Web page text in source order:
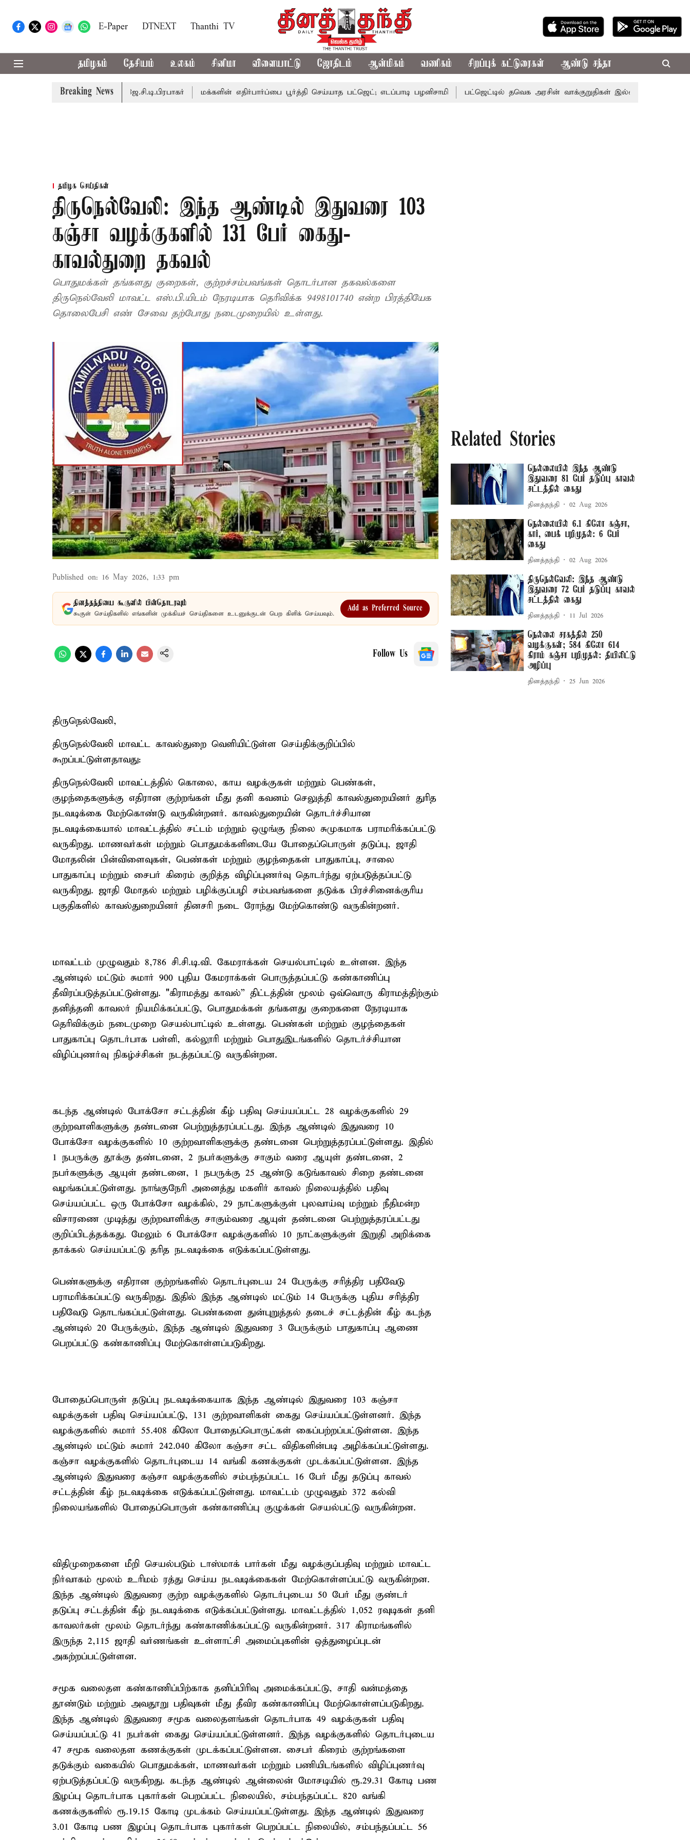
E-Paper DTNEXT Thanthi TV
தமிழகம் தேசியம் உலகம் சினிமா விளையாட்டு ஜோதிடம் ஆன்மிகம் வணிகம் சிறப்புக் கட்டுரைகள் ஆண்டு சந்தா
Breaking News
- சபாநாயகர் ஜே.சி.டி.பிரபாகர் மக்களின் எதிர்பார்ப்பை பூர்த்தி செய்யாத பட்ஜெட்; எடப்பாடி பழனிசாமி பட்ஜெட்டில் தவெக அரசின் வாக்குறுதிகள் இல்லை - எடப்பாடி
தமிழக செய்திகள்
திருநெல்வேலி: இந்த ஆண்டில் இதுவரை 103
கஞ்சா வழக்குகளில் 131 பேர் கைது-
காவல்துறை தகவல்
பொதுமக்கள் தங்களது குறைகள், குற்றச்சம்பவங்கள் தொடர்பான தகவல்களை
திருநெல்வேலி மாவட்ட எஸ்.பி.யிடம் நேரடியாக தெரிவிக்க 9498101740 என்ற பிரத்தியேக
தொலைபேசி எண் சேவை தற்போது நடைமுறையில் உள்ளது.
Published on: 16 May 2026, 1:33 pm
தினத்தந்தியை கூகுளில் பின்தொடரவும்
கூகுள் செய்திகளில் எங்களின் முக்கியச் செய்திகளை உடனுக்குடன் பெற கிளிக் செய்யவும்.
Add as Preferred Source
Follow Us
திருநெல்வேலி,
திருநெல்வேலி மாவட்ட காவல்துறை வெளியிட்டுள்ள செய்திக்குறிப்பில்
கூறப்பட்டுள்ளதாவது:
திருநெல்வேலி மாவட்டத்தில் கொலை, காய வழக்குகள் மற்றும் பெண்கள்,
குழந்தைகளுக்கு எதிரான குற்றங்கள் மீது தனி கவனம் செலுத்தி காவல்துறையினர் துரித
நடவடிக்கை மேற்கொண்டு வருகின்றனர். காவல்துறையின் தொடர்ச்சியான
நடவடிக்கையால் மாவட்டத்தில் சட்டம் மற்றும் ஒழுங்கு நிலை சுமுகமாக பராமரிக்கப்பட்டு
வருகிறது. மாணவர்கள் மற்றும் பொதுமக்களிடையே போதைப்பொருள் தடுப்பு, ஜாதி
மோதலின் பின்விளைவுகள், பெண்கள் மற்றும் குழந்தைகள் பாதுகாப்பு, சாலை
பாதுகாப்பு மற்றும் சைபர் கிரைம் குறித்த விழிப்புணர்வு தொடர்ந்து ஏற்படுத்தப்பட்டு
வருகிறது. ஜாதி மோதல் மற்றும் பழிக்குப்பழி சம்பவங்களை தடுக்க பிரச்சினைக்குரிய
பகுதிகளில் காவல்துறையினர் தினசரி நடை ரோந்து மேற்கொண்டு வருகின்றனர்.
மாவட்டம் முழுவதும் 8,786 சி.சி.டி.வி. கேமராக்கள் செயல்பாட்டில் உள்ளன. இந்த
ஆண்டில் மட்டும் சுமார் 900 புதிய கேமராக்கள் பொருத்தப்பட்டு கண்காணிப்பு
தீவிரப்படுத்தப்பட்டுள்ளது. "கிராமத்து காவல்” திட்டத்தின் மூலம் ஒவ்வொரு கிராமத்திற்கும்
தனித்தனி காவலர் நியமிக்கப்பட்டு, பொதுமக்கள் தங்களது குறைகளை நேரடியாக
தெரிவிக்கும் நடைமுறை செயல்பாட்டில் உள்ளது. பெண்கள் மற்றும் குழந்தைகள்
பாதுகாப்பு தொடர்பாக பள்ளி, கல்லூரி மற்றும் பொதுஇடங்களில் தொடர்ச்சியான
விழிப்புணர்வு நிகழ்ச்சிகள் நடத்தப்பட்டு வருகின்றன.
கடந்த ஆண்டில் போக்சோ சட்டத்தின் கீழ் பதிவு செய்யப்பட்ட 28 வழக்குகளில் 29
குற்றவாளிகளுக்கு தண்டனை பெற்றுத்தரப்பட்டது. இந்த ஆண்டில் இதுவரை 10
போக்சோ வழக்குகளில் 10 குற்றவாளிகளுக்கு தண்டனை பெற்றுத்தரப்பட்டுள்ளது. இதில்
1 நபருக்கு தூக்கு தண்டனை, 2 நபர்களுக்கு சாகும் வரை ஆயுள் தண்டனை, 2
நபர்களுக்கு ஆயுள் தண்டனை, 1 நபருக்கு 25 ஆண்டு கடுங்காவல் சிறை தண்டனை
வழங்கப்பட்டுள்ளது. நாங்குநேரி அனைத்து மகளிர் காவல் நிலையத்தில் பதிவு
செய்யப்பட்ட ஒரு போக்சோ வழக்கில், 29 நாட்களுக்குள் புலவாய்வு மற்றும் நீதிமன்ற
விசாரணை முடித்து குற்றவாளிக்கு சாகும்வரை ஆயுள் தண்டனை பெற்றுத்தரப்பட்டது
குறிப்பிடத்தக்கது. மேலும் 6 போக்சோ வழக்குகளில் 10 நாட்களுக்குள் இறுதி அறிக்கை
தாக்கல் செய்யப்பட்டு தரித நடவடிக்கை எடுக்கப்பட்டுள்ளது.
பெண்களுக்கு எதிரான குற்றங்களில் தொடர்புடைய 24 பேருக்கு சரித்திர பதிவேடு
பராமரிக்கப்பட்டு வருகிறது. இதில் இந்த ஆண்டில் மட்டும் 14 பேருக்கு புதிய சரித்திர
பதிவேடு தொடங்கப்பட்டுள்ளது. பெண்களை துன்புறுத்தல் தடைச் சட்டத்தின் கீழ் கடந்த
ஆண்டில் 20 பேருக்கும், இந்த ஆண்டில் இதுவரை 3 பேருக்கும் பாதுகாப்பு ஆணை
பெறப்பட்டு கண்காணிப்பு மேற்கொள்ளப்படுகிறது.
போதைப்பொருள் தடுப்பு நடவடிக்கையாக இந்த ஆண்டில் இதுவரை 103 கஞ்சா
வழக்குகள் பதிவு செய்யப்பட்டு, 131 குற்றவாளிகள் கைது செய்யப்பட்டுள்ளனர். இந்த
வழக்குகளில் சுமார் 55.408 கிலோ போதைப்பொருட்கள் கைப்பற்றப்பட்டுள்ளன. இந்த
ஆண்டில் மட்டும் சுமார் 242.040 கிலோ கஞ்சா சட்ட விதிகளின்படி அழிக்கப்பட்டுள்ளது.
கஞ்சா வழக்குகளில் தொடர்புடைய 14 வங்கி கணக்குகள் முடக்கப்பட்டுள்ளன. இந்த
ஆண்டில் இதுவரை கஞ்சா வழக்குகளில் சம்பந்தப்பட்ட 16 பேர் மீது தடுப்பு காவல்
சட்டத்தின் கீழ் நடவடிக்கை எடுக்கப்பட்டுள்ளது. மாவட்டம் முழுவதும் 372 கல்வி
நிலையங்களில் போதைப்பொருள் கண்காணிப்பு குழுக்கள் செயல்பட்டு வருகின்றன.
விதிமுறைகளை மீறி செயல்படும் டாஸ்மாக் பார்கள் மீது வழக்குப்பதிவு மற்றும் மாவட்ட
நிர்வாகம் மூலம் உரிமம் ரத்து செய்ய நடவடிக்கைகள் மேற்கொள்ளப்பட்டு வருகின்றன.
இந்த ஆண்டில் இதுவரை குற்ற வழக்குகளில் தொடர்புடைய 50 பேர் மீது குண்டர்
தடுப்பு சட்டத்தின் கீழ் நடவடிக்கை எடுக்கப்பட்டுள்ளது. மாவட்டத்தில் 1,052 ரவுடிகள் தனி
காவலர்கள் மூலம் தொடர்ந்து கண்காணிக்கப்பட்டு வருகின்றனர். 317 கிராமங்களில்
இருந்த 2,115 ஜாதி வர்ணங்கள் உள்ளாட்சி அமைப்புகளின் ஒத்துழைப்புடன்
அகற்றப்பட்டுள்ளன.
சமூக வலைதள கண்காணிப்பிற்காக தனிப்பிரிவு அமைக்கப்பட்டு, சாதி வன்மத்தை
தூண்டும் மற்றும் அவதூறு பதிவுகள் மீது தீவிர கண்காணிப்பு மேற்கொள்ளப்படுகிறது.
இந்த ஆண்டில் இதுவரை சமூக வலைதளங்கள் தொடர்பாக 49 வழக்குகள் பதிவு
செய்யப்பட்டு 41 நபர்கள் கைது செய்யப்பட்டுள்ளனர். இந்த வழக்குகளில் தொடர்புடைய
47 சமூக வலைதள கணக்குகள் முடக்கப்பட்டுள்ளன. சைபர் கிரைம் குற்றங்களை
தடுக்கும் வகையில் பொதுமக்கள், மாணவர்கள் மற்றும் பணியிடங்களில் விழிப்புணர்வு
ஏற்படுத்தப்பட்டு வருகிறது. கடந்த ஆண்டில் ஆன்லைன் மோசடியில் ரூ.29.31 கோடி பண
இழப்பு தொடர்பாக புகார்கள் பெறப்பட்ட நிலையில், சம்பந்தப்பட்ட 820 வங்கி
கணக்குகளில் ரூ.19.15 கோடி முடக்கம் செய்யப்பட்டுள்ளது. இந்த ஆண்டில் இதுவரை
3.01 கோடி பண இழப்பு தொடர்பாக புகார்கள் பெறப்பட்ட நிலையில், சம்பந்தப்பட்ட 56
Related Stories
நெல்லையில் இந்த ஆண்டு
இதுவரை 81 பேர் தடுப்பு காவல்
சட்டத்தில் கைது
தினத்தந்தி 02 Aug 2026
நெல்லையில் 6.1 கிலோ கஞ்சா,
கார், பைக் பறிமுதல்: 6 பேர்
கைது
தினத்தந்தி 02 Aug 2026
திருநெல்வேலி: இந்த ஆண்டு
இதுவரை 72 பேர் தடுப்பு காவல்
சட்டத்தில் கைது
தினத்தந்தி 11 Jul 2026
நெல்லை சரகத்தில் 250
வழக்குகள்; 584 கிலோ 614
கிராம் கஞ்சா பறிமுதல்: தீயிலிட்டு
அழிப்பு
தினத்தந்தி 25 Jun 2026